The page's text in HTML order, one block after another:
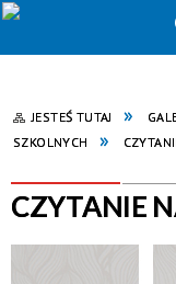
JESTEŚ TUTAJ
SZKOLNYCH
CZYTANIE